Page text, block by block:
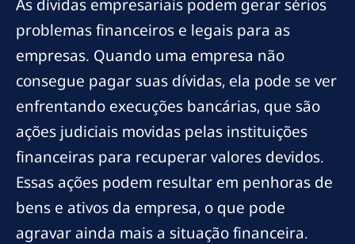
As dívidas empresariais podem gerar sérios
problemas financeiros e legais para as
empresas. Quando uma empresa não
consegue pagar suas dívidas, ela pode se ver
enfrentando execuções bancárias, que são
ações judiciais movidas pelas instituições
financeiras para recuperar valores devidos.
Essas ações podem resultar em penhoras de
bens e ativos da empresa, o que pode
agravar ainda mais a situação financeira.